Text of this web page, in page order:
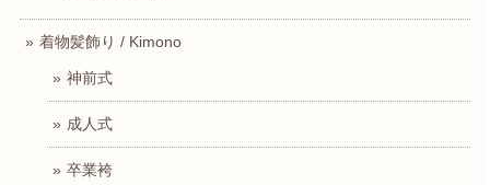
着物髪飾り / Kimono
神前式
成人式
卒業袴